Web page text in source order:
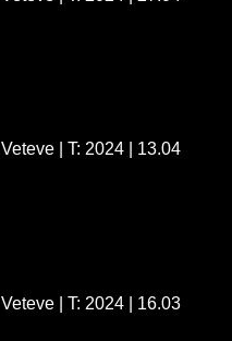
Veteve | T: 2024 | 13.04
Veteve | T: 2024 | 16.03